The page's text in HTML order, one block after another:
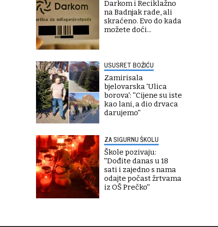
Darkom i Reciklažno
na Badnjak rade, ali
skraćeno. Evo do kada
možete doći...
USUSRET BOŽIĆU
Zamirisala
bjelovarska 'Ulica
borova': ''Cijene su iste
kao lani, a dio drvaca
darujemo''
ZA SIGURNU ŠKOLU
Škole pozivaju:
''Dođite danas u 18
sati i zajedno s nama
odajte počast žrtvama
iz OŠ Prečko''